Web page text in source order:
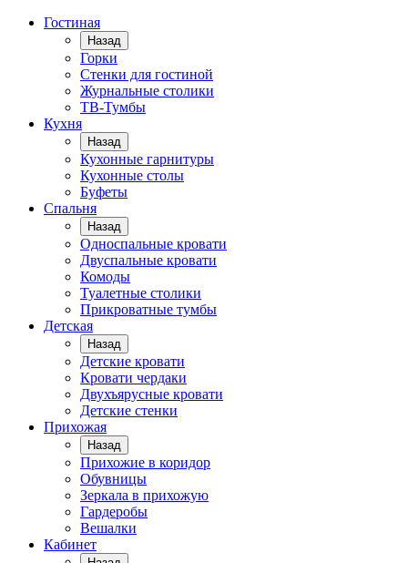
Гостиная
Назад
Горки
Стенки для гостиной
Журнальные столики
TВ-Тумбы
Кухня
Назад
Кухонные гарнитуры
Кухонные столы
Буфеты
Спальня
Назад
Односпальные кровати
Двуспальные кровати
Комоды
Туалетные столики
Прикроватные тумбы
Детская
Назад
Детские кровати
Кровати чердаки
Двухъярусные кровати
Детские стенки
Прихожая
Назад
Прихожие в коридор
Обувницы
Зеркала в прихожую
Гардеробы
Вешалки
Кабинет